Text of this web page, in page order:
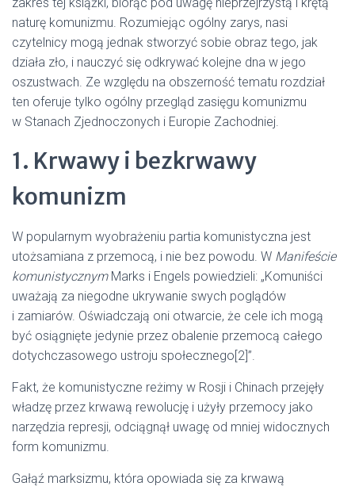
naturę komunizmu. Rozumiejąc ogólny zarys, nasi
czytelnicy mogą jednak stworzyć sobie obraz tego, jak
działa zło, i nauczyć się odkrywać kolejne dna w jego
oszustwach. Ze względu na obszerność tematu rozdział
ten oferuje tylko ogólny przegląd zasięgu komunizmu
w Stanach Zjednoczonych i Europie Zachodniej.
1. Krwawy i bezkrwawy
komunizm
W popularnym wyobrażeniu partia komunistyczna jest
utożsamiana z przemocą, i nie bez powodu. W Manifeście
komunistycznymMarks i Engels powiedzieli: „Komuniści
uważają za niegodne ukrywanie swych poglądów
i zamiarów. Oświadczają oni otwarcie, że cele ich mogą
być osiągnięte jedynie przez obalenie przemocą całego
dotychczasowego ustroju społecznego[2]”.
Fakt, że komunistyczne reżimy w Rosji i Chinach przejęły
władzę przez krwawą rewolucję i użyły przemocy jako
narzędzia represji, odciągnął uwagę od mniej widocznych
form komunizmu.
Gałąź marksizmu, która opowiada się za krwawą